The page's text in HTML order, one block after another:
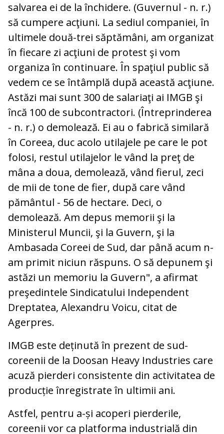
salvarea ei de la închidere. (Guvernul - n. r.)
să cumpere acţiuni. La sediul companiei, în
ultimele două-trei săptămâni, am organizat
în fiecare zi acţiuni de protest şi vom
organiza în continuare. În spaţiul public să
vedem ce se întâmplă după această acţiune.
Astăzi mai sunt 300 de salariaţi ai IMGB şi
încă 100 de subcontractori. (Întreprinderea
- n. r.) o demolează. Ei au o fabrică similară
în Coreea, duc acolo utilajele pe care le pot
folosi, restul utilajelor le vând la preţ de
mâna a doua, demolează, vând fierul, zeci
de mii de tone de fier, după care vând
pământul - 56 de hectare. Deci, o
demolează. Am depus memorii şi la
Ministerul Muncii, şi la Guvern, şi la
Ambasada Coreei de Sud, dar până acum n-
am primit niciun răspuns. O să depunem şi
astăzi un memoriu la Guvern", a afirmat
preşedintele Sindicatului Independent
Dreptatea, Alexandru Voicu, citat de
Agerpres.
IMGB este deținută în prezent de sud-
coreenii de la Doosan Heavy Industries care
acuză pierderi consistente din activitatea de
producție înregistrate în ultimii ani.
Astfel, pentru a-și acoperi pierderile,
coreenii vor ca platforma industrială din